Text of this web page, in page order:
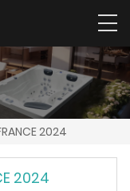
2024
2024